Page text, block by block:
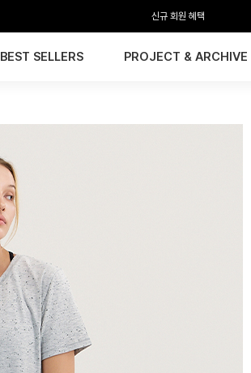
신규 회원 혜택
BEST SELLERS PROJECT & ARCHIVE